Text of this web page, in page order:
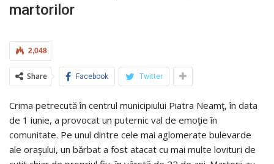
martorilor
2,048
Share Facebook Twitter
Crima petrecută în centrul municipiului Piatra Neamţ, în data
de 1 iunie, a provocat un puternic val de emoţie în
comunitate. Pe unul dintre cele mai aglomerate bulevarde
ale oraşului, un bărbat a fost atacat cu mai multe lovituri de